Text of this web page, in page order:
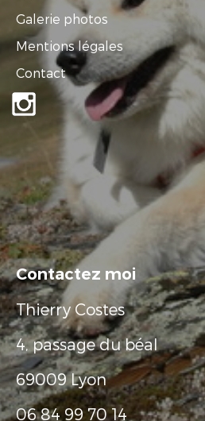
Contactez moi
Thierry Costes
4, passage du béal
69009 Lyon
06 84 99 70 14
Galerie photos
Mentions légales
Contact